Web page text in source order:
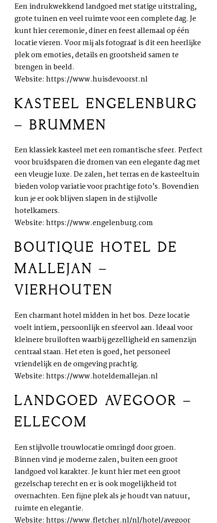
Een indrukwekkend landgoed met statige uitstraling,
grote tuinen en veel ruimte voor een complete dag. Je
kunt hier ceremonie, diner en feest allemaal op één
locatie vieren. Voor mij als fotograaf is dit een heerlijke
plek om emoties, details en grootsheid samen te
brengen in beeld.
Website: https://www.huisdevoorst.nl
KASTEEL ENGELENBURG
– BRUMMEN
Een klassiek kasteel met een romantische sfeer. Perfect
voor bruidsparen die dromen van een elegante dag met
een vleugje luxe. De zalen, het terras en de kasteeltuin
bieden volop variatie voor prachtige foto’s. Bovendien
kun je er ook blijven slapen in de stijlvolle
hotelkamers.
Website: https://www.engelenburg.com
BOUTIQUE HOTEL DE
MALLEJAN –
VIERHOUTEN
Een charmant hotel midden in het bos. Deze locatie
voelt intiem, persoonlijk en sfeervol aan. Ideaal voor
kleinere bruiloften waarbij gezelligheid en samenzijn
centraal staan. Het eten is goed, het personeel
vriendelijk en de omgeving prachtig.
Website: https://www.hoteldemallejan.nl
LANDGOED AVEGOOR –
ELLECOM
Een stijlvolle trouwlocatie omringd door groen.
Binnen vind je moderne zalen, buiten een groot
landgoed vol karakter. Je kunt hier met een groot
gezelschap terecht en er is ook mogelijkheid tot
overnachten. Een fijne plek als je houdt van natuur,
ruimte en elegantie.
Website: https://www.fletcher.nl/nl/hotel/avegoor